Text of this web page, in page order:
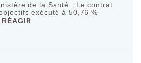
de la Santé : Le contrat
exécuté à 50,76 %
RÉAGIR